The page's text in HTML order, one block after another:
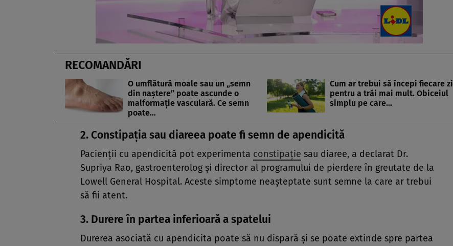
RECOMANDĂRI
O umflătură moale sau un „semn
din naștere” poate ascunde o
malformație vasculară. Ce semn
poate…
Cum ar trebui să începi fiecare zi
pentru a trăi mai mult. Obiceiul
simplu pe care…
2. Constipația sau diareea poate fi semn de apendicită
Pacienții cu apendicită pot experimenta constipație sau diaree, a declarat Dr.
Supriya Rao, gastroenterolog și director al programului de pierdere în greutate de la
Lowell General Hospital. Aceste simptome neașteptate sunt semne la care ar trebui
să fii atent.
3. Durere în partea inferioară a spatelui
Durerea asociată cu apendicita poate să nu dispară și se poate extinde spre partea